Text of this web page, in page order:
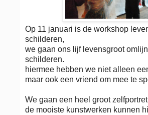
Op 11 januari is de workshop
schilderen,
we gaan ons lijf levensgroot
schilderen.
hiermee hebben we niet alleen
maar ook een vriend om mee te
We gaan een heel groot
de mooiste kunstwerken kunnen